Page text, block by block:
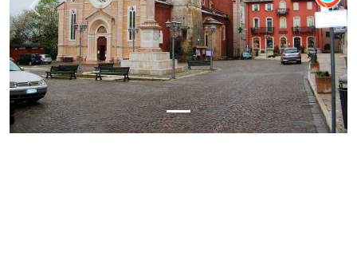
Previous Next